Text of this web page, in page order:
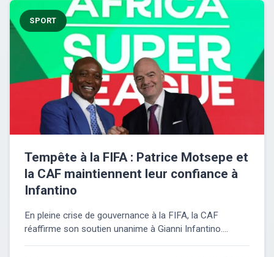
SPORT
Tempête à la FIFA : Patrice Motsepe et
la CAF maintiennent leur confiance à
Infantino
En pleine crise de gouvernance à la FIFA, la CAF
réaffirme son soutien unanime à Gianni Infantino....